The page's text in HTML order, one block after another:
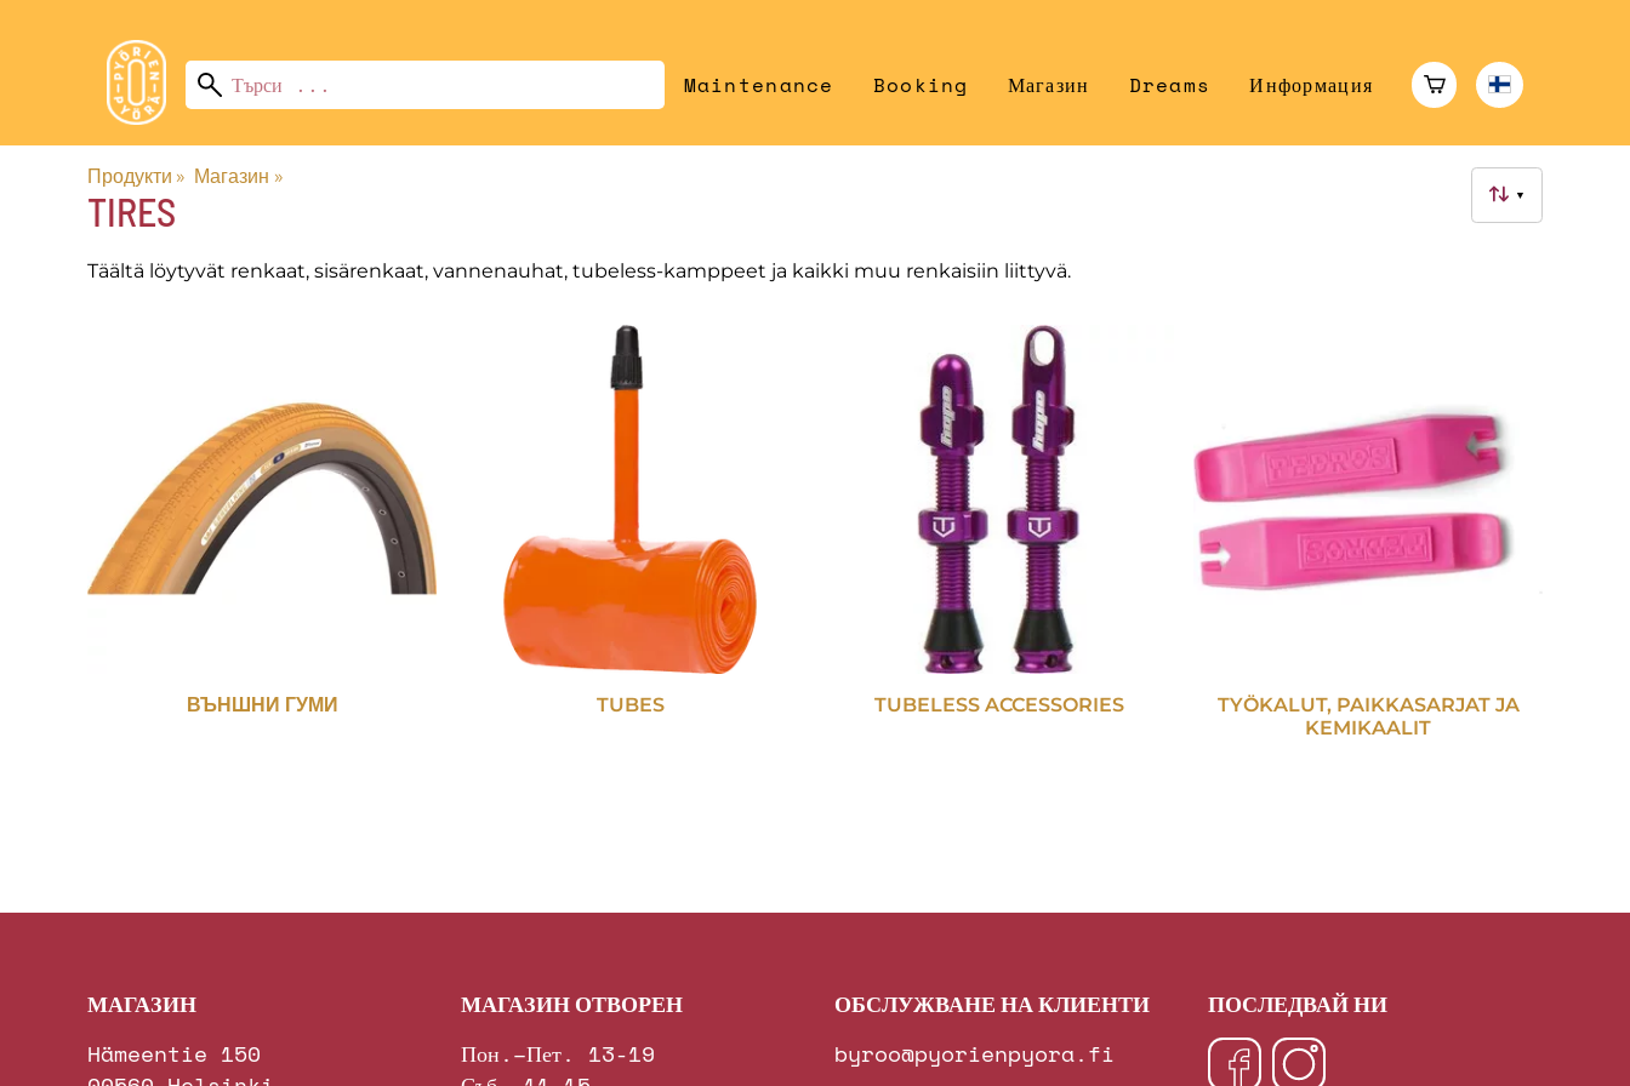
Maintenance Booking Магазин Dreams Информация
Продукти ‪» Магазин ‪»
▼
TIRES
Täältä löytyvät renkaat, sisärenkaat, vannenauhat, tubeless-kamppeet ja kaikki muu renkaisiin liittyvä.
ВЪНШНИ ГУМИ TUBES TUBELESS ACCESSORIES
TYÖKALUT, PAIKKASARJAT JA
KEMIKAALIT
МАГАЗИН
Hämeentie 150
МАГАЗИН ОТВОРЕН
Пон.–Пет. 13-19
ОБСЛУЖВАНЕ НА КЛИЕНТИ
byroo@pyorienpyora.fi
ПОСЛЕДВАЙ НИ